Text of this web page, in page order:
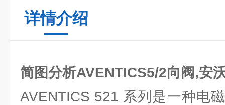
详情介绍
简图分析AVENTICS5/2向阀,安
AVENTICS 521 系列是一种电